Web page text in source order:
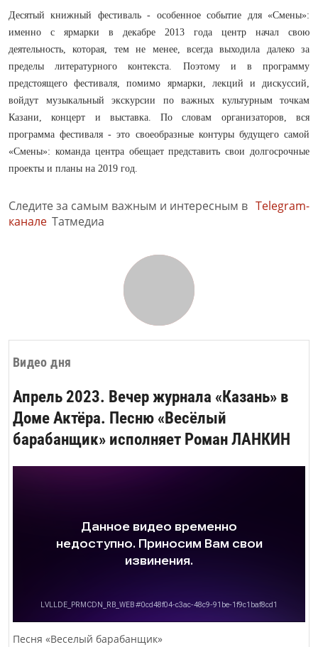
Видео дня
Апрель 2023. Вечер журнала «Казань» в
Доме Актёра. Песню «Весёлый
барабанщик» исполняет Роман ЛАНКИН
Песня «Веселый барабанщик»
Десятый книжный фестиваль - особенное событие для «Смены»:
именно с ярмарки в декабре 2013 года центр начал свою
деятельность, которая, тем не менее, всегда выходила далеко за
пределы литературного контекста. Поэтому и в программу
предстоящего фестиваля, помимо ярмарки, лекций и дискуссий,
войдут музыкальный экскурсии по важных культурным точкам
Казани, концерт и выставка. По словам организаторов, вся
программа фестиваля - это своеобразные контуры будущего самой
«Смены»: команда центра обещает представить свои долгосрочные
проекты и планы на 2019 год.
Следите за самым важным и интересным в Telegram-
канале Татмедиа